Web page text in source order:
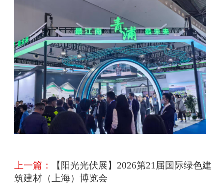
上一篇：
【阳光光伏展】2026第21届国际绿色建
筑建材（上海）博览会